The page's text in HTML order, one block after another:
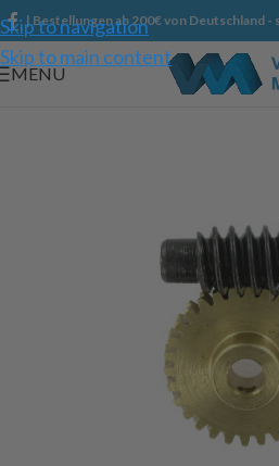
Skip to navigation
Skip to main content
| Bestellungen ab 200€ von Deutschland
MENU